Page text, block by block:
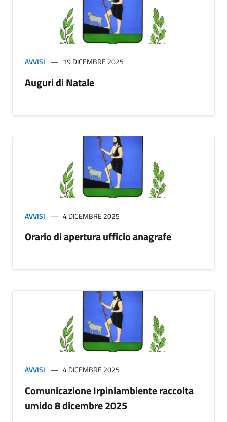
AVVISI 19 DICEMBRE 2025
Auguri di Natale
AVVISI 4 DICEMBRE 2025
Orario di apertura ufficio anagrafe
AVVISI 4 DICEMBRE 2025
Comunicazione Irpiniambiente raccolta
umido 8 dicembre 2025